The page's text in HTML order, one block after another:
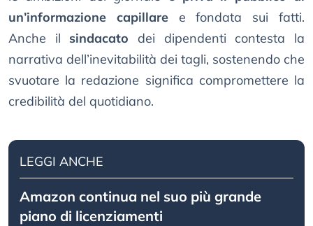
un’informazione capillaree fondata sui fatti.
Anche il sindacato dei dipendenti contesta la
narrativa dell’inevitabilità dei tagli, sostenendo che
svuotare la redazione significa compromettere la
credibilità del quotidiano.
LEGGI ANCHE
Amazon continua nel suo più grande
piano di licenziamenti